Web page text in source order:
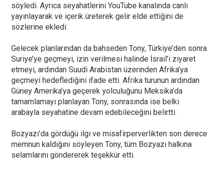
söyledi. Ayrıca seyahatlerini YouTube kanalında canlı
yayınlayarak ve içerik üreterek gelir elde ettiğini de
sözlerine ekledi.
Gelecek planlarından da bahseden Tony, Türkiye’den sonra
Suriye’ye geçmeyi, izin verilmesi halinde İsrail’i ziyaret
etmeyi, ardından Suudi Arabistan üzerinden Afrika’ya
geçmeyi hedeflediğini ifade etti. Afrika turunun ardından
Güney Amerika’ya geçerek yolculuğunu Meksika’da
tamamlamayı planlayan Tony, sonrasında ise belki
arabayla seyahatine devam edebileceğini belirtti.
Bozyazı’da gördüğü ilgi ve misafirperverlikten son derece
memnun kaldığını söyleyen Tony, tüm Bozyazı halkına
selamlarını göndererek teşekkür etti.